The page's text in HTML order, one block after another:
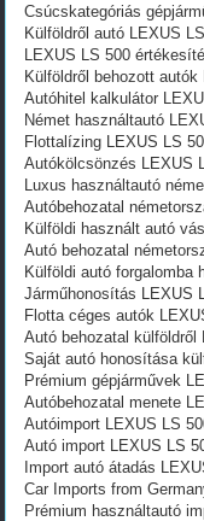
Csúcskategóriás
Külföldről autó LEXUS
LEXUS LS 500
Külföldről behozott
Autóhitel kalkulátor
Német használtautó
Flottalízing LEXUS LS
Autókölcsönzés LEXUS
Luxus használtautó
Autóbehozatal
Külföldi használt autó
Autó behozatal
Külföldi autó forgalomba
Járműhonosítás LEXUS
Flotta céges autók
Autó behozatal
Saját autó honosítása
Prémium gépjárművek
Autóbehozatal menete
Autóimport LEXUS LS
Autó import LEXUS LS
Import autó átadás
Car Imports from
Prémium használtautó